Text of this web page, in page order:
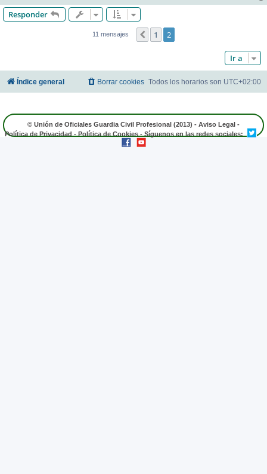
Responder
11 mensajes Anterior
1 2
Ir a
Índice general Todos los horarios son UTC+02:00
Borrar cookies
© Unión de Oficiales Guardia Civil Profesional (2013) - Aviso Legal -
Política de Privacidad - Política de Cookies - Síguenos en las redes sociales: